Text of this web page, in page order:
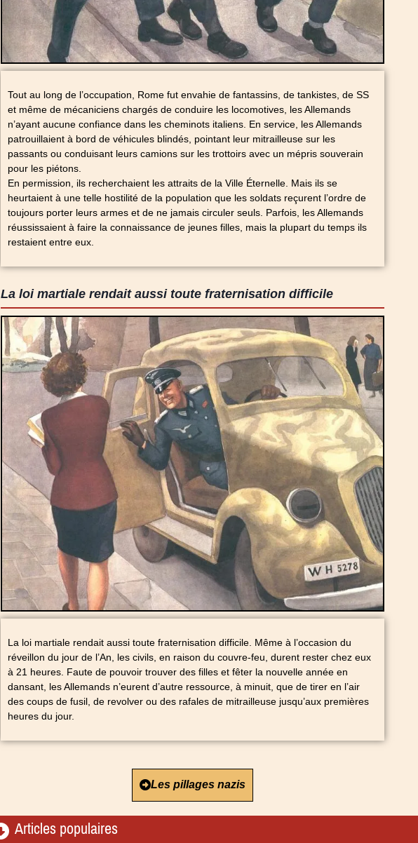
Tout au long de l’occupation, Rome fut envahie de fantassins, de tankistes, de SS
et même de mécaniciens chargés de conduire les locomotives, les Allemands
n’ayant aucune confiance dans les cheminots italiens. En service, les Allemands
patrouillaient à bord de véhicules blindés, pointant leur mitrailleuse sur les
passants ou conduisant leurs camions sur les trottoirs avec un mépris souverain
pour les piétons.
En permission, ils recherchaient les attraits de la Ville Éternelle. Mais ils se
heurtaient à une telle hostilité de la population que les soldats reçurent l’ordre de
toujours porter leurs armes et de ne jamais circuler seuls. Parfois, les Allemands
réussissaient à faire la connaissance de jeunes filles, mais la plupart du temps ils
restaient entre eux.
La loi martiale rendait aussi toute fraternisation difficile
La loi martiale rendait aussi toute fraternisation difficile. Même à l’occasion du
réveillon du jour de l’An, les civils, en raison du couvre-feu, durent rester chez eux
à 21 heures. Faute de pouvoir trouver des filles et fêter la nouvelle année en
dansant, les Allemands n’eurent d’autre ressource, à minuit, que de tirer en l’air
des coups de fusil, de revolver ou des rafales de mitrailleuse jusqu’aux premières
heures du jour.
Les pillages nazis
Articles populaires